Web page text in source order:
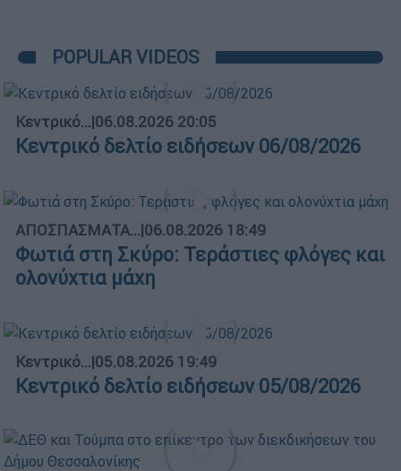
POPULAR VIDEOS
Κεντρικό...|06.08.2026 20:05
Κεντρικό δελτίο ειδήσεων 06/08/2026
ΑΠΟΣΠΑΣΜΑΤΑ...|06.08.2026 18:49
Φωτιά στη Σκύρο: Τεράστιες φλόγες και
ολονύχτια μάχη
Κεντρικό...|05.08.2026 19:49
Κεντρικό δελτίο ειδήσεων 05/08/2026